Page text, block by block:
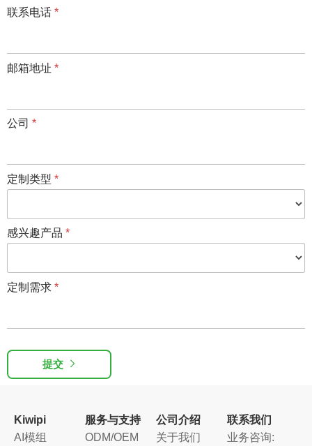
联系电话 *
邮箱地址 *
公司 *
定制类型 *
感兴趣产品 *
定制需求 *
提交
Kiwipi
AI模组
服务与支持
ODM/OEM
公司介绍
关于我们
联系我们
业务咨询: